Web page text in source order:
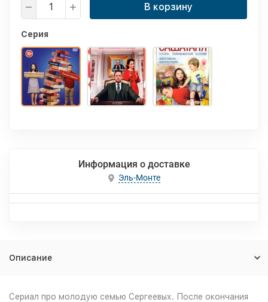
В корзину
Серия
Информация о доставке
Эль-Монте
Описание
Сериал про молодую семью Сергеевых. После окончания